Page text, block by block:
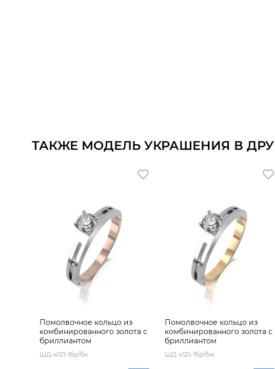
ТАКЖЕ МОДЕЛЬ УКРАШЕНИЯ В
Помолвочное кольцо из
комбинированного золота с
бриллиантом
ШД-к121-1бр/бк
Помолвочное кольцо из
комбинированного золота с
бриллиантом
ШД-к121-1бр/бж